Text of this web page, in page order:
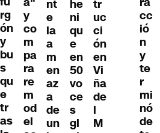
rg
ón
y
bu
s
qu
e
tr
as
y
co
m
pa
ra
re
m
od
el
nt
e
la
a
m
en
az
a
de
un
he
ni
qu
e
en
50
vo
ce
s
gl
tr
uc
ci
ón
en
Vi
ña
de
l
M
cc
ió
n
y
te
r
mi
nó
de